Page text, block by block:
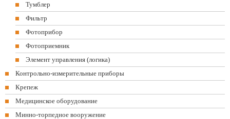
Тумблер
Фильтр
Фотоприбор
Фотоприемник
Элемент управления (логика)
Контрольно-измерительные приборы
Крепеж
Медицинское оборудование
Минно-торпедное вооружение